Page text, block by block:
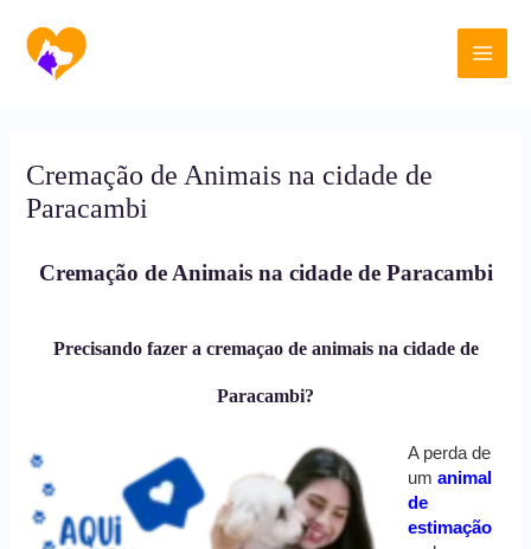
para
conteúdo
Main
Cremação de Animais na cidade de
Paracambi
Cremação de Animais na cidade de Paracambi
Precisando fazer a cremaçao de animais na cidade de
Paracambi?
A perda de
umanimal
de
estimação